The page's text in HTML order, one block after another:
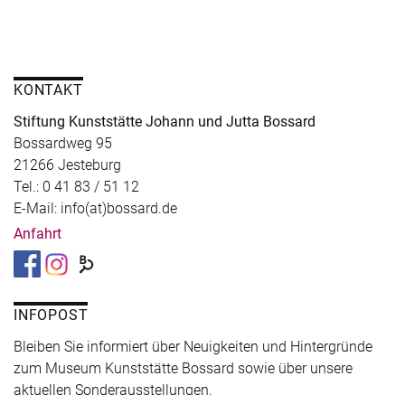
KONTAKT
Stiftung Kunststätte Johann und Jutta Bossard
Bossardweg 95
21266 Jesteburg
Tel.: 0 41 83 / 51 12
E-Mail: info(at)bossard.de
Anfahrt
INFOPOST
Bleiben Sie informiert über Neuigkeiten und Hintergründe
zum Museum Kunststätte Bossard sowie über unsere
aktuellen Sonderausstellungen.